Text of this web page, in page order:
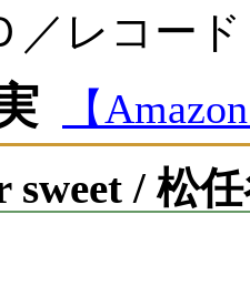
／レコード
【
sweet / 松